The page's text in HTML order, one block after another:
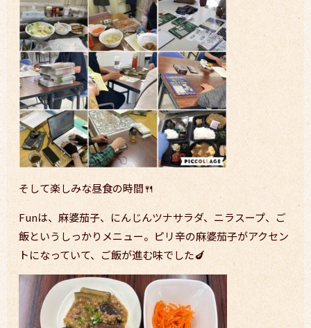
そして楽しみな昼食の時間🍴
Funは、麻婆茄子、にんじんツナサラダ、ニラスープ、ご
飯というしっかりメニュー。ピリ辛の麻婆茄子がアクセン
トになっていて、ご飯が進む味でした🍆